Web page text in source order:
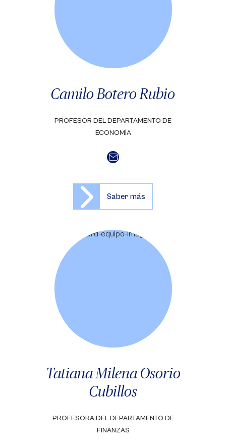
Camilo Botero Rubio
PROFESOR DEL DEPARTAMENTO DE
ECONOMÍA
Saber más
Tatiana Milena Osorio
Cubillos
PROFESORA DEL DEPARTAMENTO DE
FINANZAS